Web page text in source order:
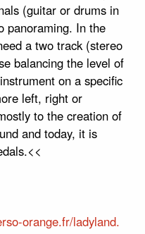
(guitar or drums in
panoraming. In the
a two track (stereo
balancing the level of
on a specific
left, right or
to the creation of
and today, it is
orange.fr/ladyland.